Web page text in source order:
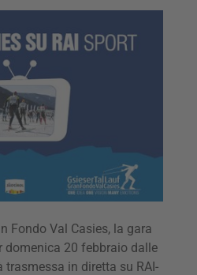
Fondo Val Casies, la gara
domenica 20 febbraio dalle
trasmessa in diretta su RAI-